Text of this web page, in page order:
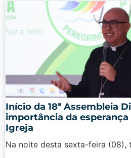
Início da 18ª Assembleia
importância da
Igreja
Na noite desta sexta-feira (08),